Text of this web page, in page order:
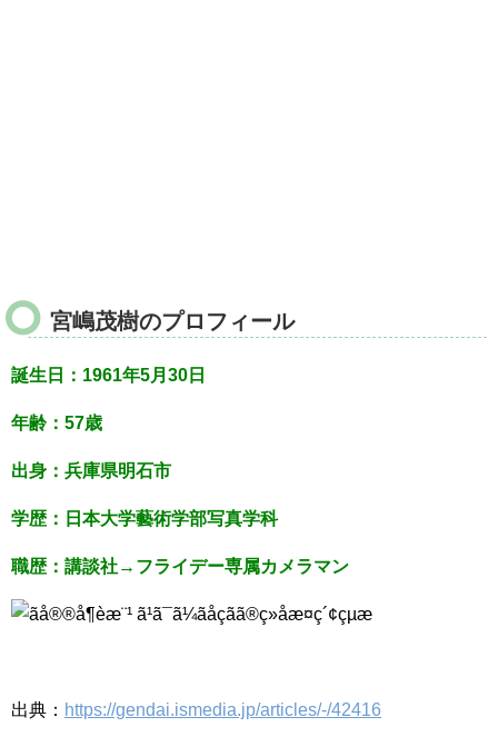
宮嶋茂樹のプロフィール
誕生日：1961年5月30日
年齢：57歳
出身：兵庫県明石市
学歴：日本大学藝術学部写真学科
職歴：講談社→フライデー専属カメラマン
出典： https://gendai.ismedia.jp/articles/-/42416